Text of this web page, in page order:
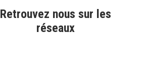
Retrouvez nous sur les
réseaux